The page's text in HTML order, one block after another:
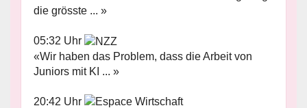
die grösste ... »
05:32 Uhr
«Wir haben das Problem, dass die Arbeit von
Juniors mit KI ... »
20:42 Uhr